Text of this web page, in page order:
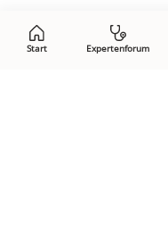
Start Expertenforum